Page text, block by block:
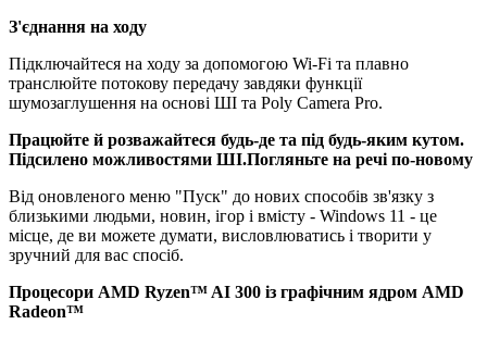
З'єднання на ходу
Підключайтеся на ходу за допомогою Wi-Fi та плавно
транслюйте потокову передачу завдяки функції
шумозаглушення на основі ШІ та Poly Camera Pro.
Працюйте й розважайтеся будь-де та під будь-яким кутом.
Підсилено можливостями ШІ.Погляньте на речі по-новому
Від оновленого меню "Пуск" до нових способів зв'язку з
близькими людьми, новин, ігор і вмісту - Windows 11 - це
місце, де ви можете думати, висловлюватись і творити у
зручний для вас спосіб.
Процесори AMD Ryzen™ AI 300 із графічним ядром AMD
Radeon™